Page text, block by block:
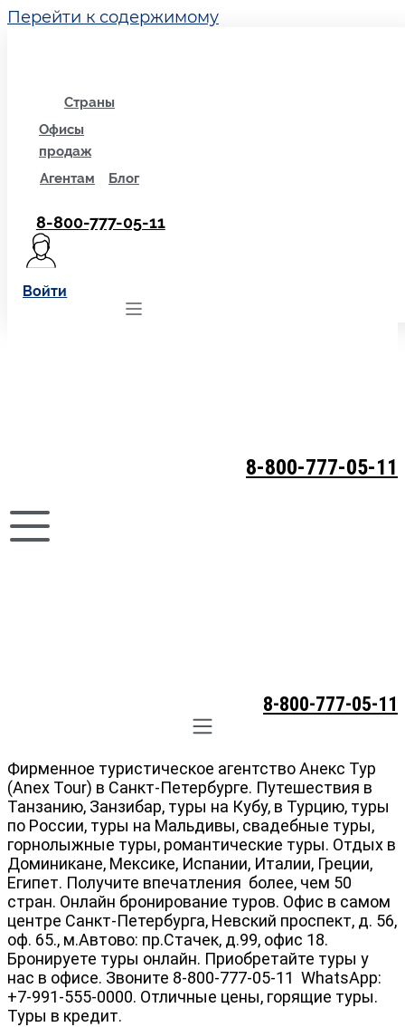
Перейти к содержимому
Страны
Офисы
продаж
Агентам
Блог
8-800-777-05-11
Войти
8-800-777-05-11
8-800-777-05-11
Фирменное туристическое агентство Анекс Тур
(Anex Tour) в Санкт-Петербурге. Путешествия в
Танзанию, Занзибар, туры на Кубу, в Турцию, туры
по России, туры на Мальдивы, свадебные туры,
горнолыжные туры, романтические туры. Отдых в
Доминикане, Мексике, Испании, Италии, Греции,
Египет. Получите впечатления более, чем 50
стран. Онлайн бронирование туров. Офис в самом
центре Санкт-Петербурга, Невский проспект, д. 56,
оф. 65., м.Автово: пр.Стачек, д.99, офис 18.
Бронируете туры онлайн. Приобретайте туры у
нас в офисе. Звоните 8-800-777-05-11 WhatsApp:
+7-991-555-0000. Отличные цены, горящие туры.
Туры в кредит.